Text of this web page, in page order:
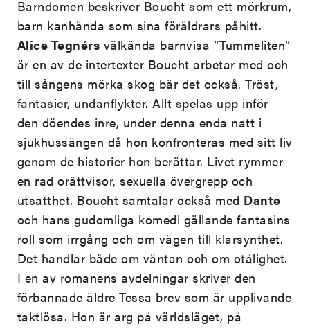
Barndomen beskriver Boucht som ett mörkrum,
barn kanhända som sina föräldrars påhitt.
Alice Tegnérs välkända barnvisa ”Tummeliten”
är en av de intertexter Boucht arbetar med och
till sångens mörka skog bär det också. Tröst,
fantasier, undanflykter. Allt spelas upp inför
den döendes inre, under denna enda natt i
sjukhussängen då hon konfronteras med sitt liv
genom de historier hon berättar. Livet rymmer
en rad orättvisor, sexuella övergrepp och
utsatthet. Boucht samtalar också med Dante
och hans gudomliga komedi gällande fantasins
roll som irrgång och om vägen till klarsynthet.
Det handlar både om väntan och om otålighet.
I en av romanens avdelningar skriver den
förbannade äldre Tessa brev som är upplivande
taktlösa. Hon är arg på världsläget, på